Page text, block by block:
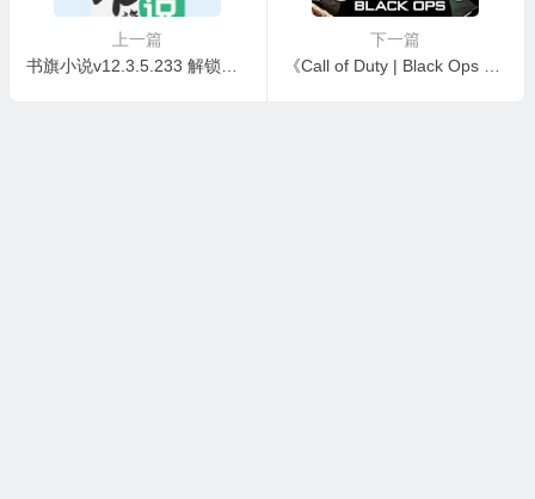
上一篇
书旗小说v12.3.5.233 解锁会员版
下一篇
《Call of Duty | Black Ops 使命召唤7 黑色行动》 v2.7.8 免安装中文版